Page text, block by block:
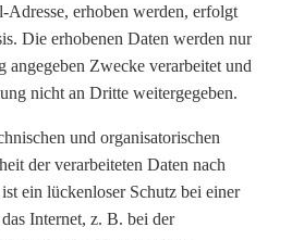
erhoben werden, erfolgt
Die erhobenen Daten werden nur
angegeben Zwecke verarbeitet und
nicht an Dritte weitergegeben.
und organisatorischen
der verarbeiteten Daten nach
ein lückenloser Schutz bei einer
Internet, z. B. bei der